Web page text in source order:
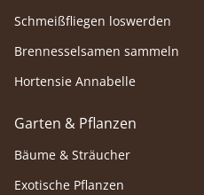
Schmeißfliegen loswerden
Brennesselsamen sammeln
Hortensie Annabelle
Garten & Pflanzen
Bäume & Sträucher
Exotische Pflanzen